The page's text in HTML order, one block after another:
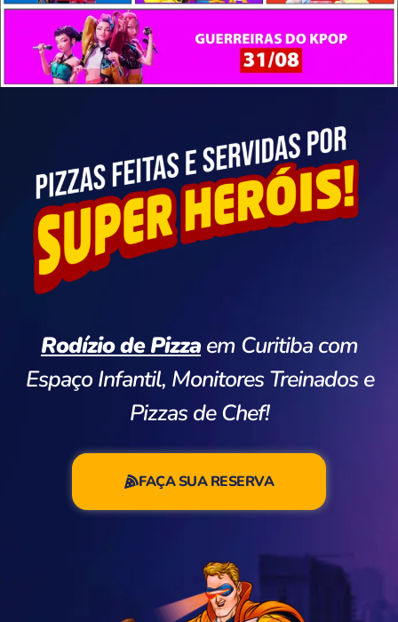
Rodízio de Pizza em Curitiba com
Espaço Infantil, Monitores Treinados e
Pizzas de Chef!
FAÇA SUA RESERVA